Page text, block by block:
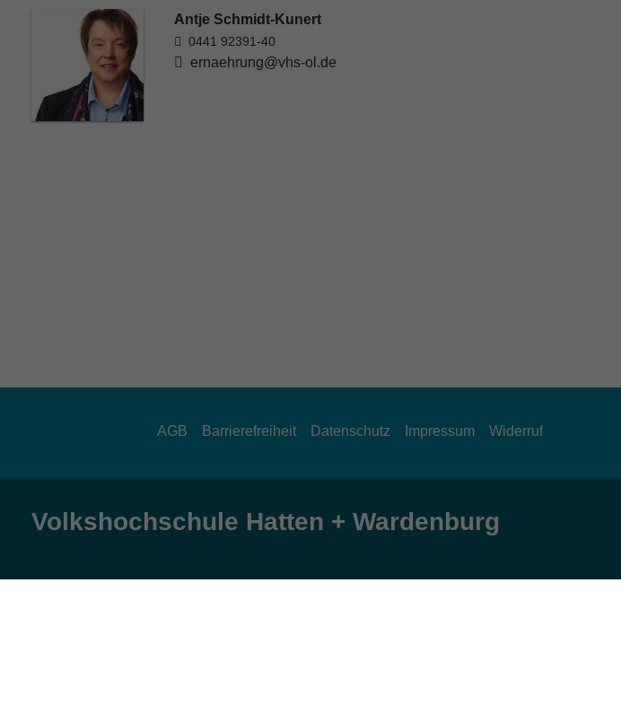
Antje Schmidt-Kunert
0441 92391-40
ernaehrung@vhs-ol.de
AGB Barrierefreiheit Datenschutz Impressum Widerruf
Volkshochschule Hatten + Wardenburg